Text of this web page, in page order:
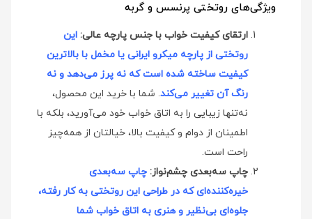
ویژگی‌های روتختی پرنسس و گربه
ارتقای کیفیت خواب با جنس پارچه عالی: این
روتختی از پارچه میکرو ایرانی یا مخمل با بالاترین
کیفیت ساخته شده است که نه پرز می‌دهد و نه
رنگ آن تغییر می‌کند. شما با خرید این محصول،
نه‌تنها زیبایی را به اتاق خواب خود می‌آورید، بلکه با
اطمینان از دوام و کیفیت بالا، خیالتان از همه‌چیز
راحت است.
چاپ سه‌بعدی چشم‌نواز: چاپ سه‌بعدی
خیره‌کننده‌ای که در طراحی این روتختی به کار رفته،
جلوه‌ای بی‌نظیر و هنری به اتاق خواب شما